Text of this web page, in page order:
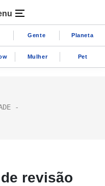
Gente Planeta
Mulher Pet
revisão